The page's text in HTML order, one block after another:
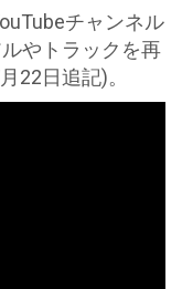
チャンネル
やトラックを再
22日追記)。